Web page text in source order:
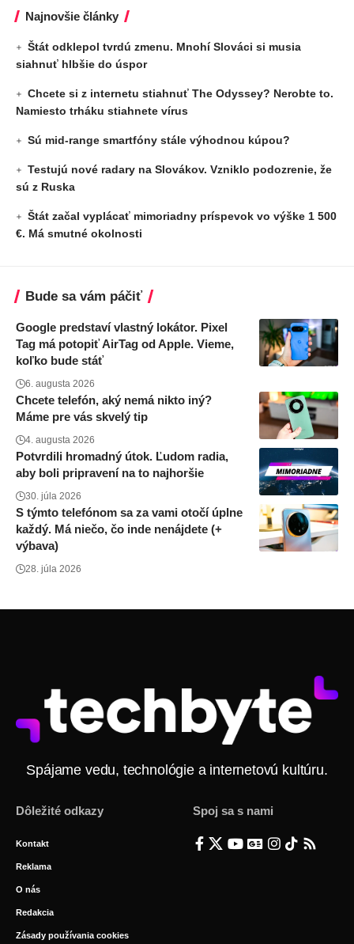
Najnovšie články
Štát odklepol tvrdú zmenu. Mnohí Slováci si musia
siahnuť hlbšie do úspor
Chcete si z internetu stiahnuť The Odyssey? Nerobte to.
Namiesto trháku stiahnete vírus
Sú mid-range smartfóny stále výhodnou kúpou?
Testujú nové radary na Slovákov. Vzniklo podozrenie, že
sú z Ruska
Štát začal vyplácať mimoriadny príspevok vo výške 1 500
€. Má smutné okolnosti
Bude sa vám páčiť
Google predstaví vlastný lokátor. Pixel
Tag má potopiť AirTag od Apple. Vieme,
koľko bude stáť
6. augusta 2026
Chcete telefón, aký nemá nikto iný?
Máme pre vás skvelý tip
4. augusta 2026
Potvrdili hromadný útok. Ľudom radia,
aby boli pripravení na to najhoršie
30. júla 2026
S týmto telefónom sa za vami otočí úplne
každý. Má niečo, čo inde nenájdete (+
výbava)
28. júla 2026
Spájame vedu, technológie a internetovú kultúru.
Dôležité odkazy
Kontakt
Reklama
O nás
Redakcia
Zásady používania cookies
Spoj sa s nami